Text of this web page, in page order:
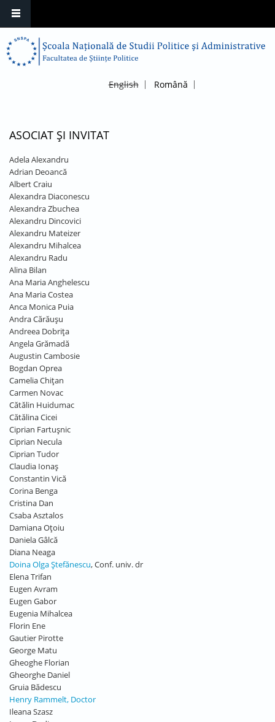
English Română
ASOCIAT ȘI INVITAT
Adela Alexandru
Adrian Deoancă
Albert Craiu
Alexandra Diaconescu
Alexandra Zbuchea
Alexandru Dincovici
Alexandru Mateizer
Alexandru Mihalcea
Alexandru Radu
Alina Bilan
Ana Maria Anghelescu
Ana Maria Costea
Anca Monica Puia
Andra Cărăușu
Andreea Dobrița
Angela Grămadă
Augustin Cambosie
Bogdan Oprea
Camelia Chițan
Carmen Novac
Cătălin Huidumac
Cătălina Cicei
Ciprian Fartușnic
Ciprian Necula
Ciprian Tudor
Claudia Ionaș
Constantin Vică
Corina Benga
Cristina Dan
Csaba Asztalos
Damiana Oțoiu
Daniela Gâlcă
Diana Neaga
Doina Olga Ștefănescu, Conf. univ. dr
Elena Trifan
Eugen Avram
Eugen Gabor
Eugenia Mihalcea
Florin Ene
Gautier Pirotte
George Matu
Gheoghe Florian
Gheorghe Daniel
Gruia Bădescu
Henry Rammelt, Doctor
Ileana Szasz